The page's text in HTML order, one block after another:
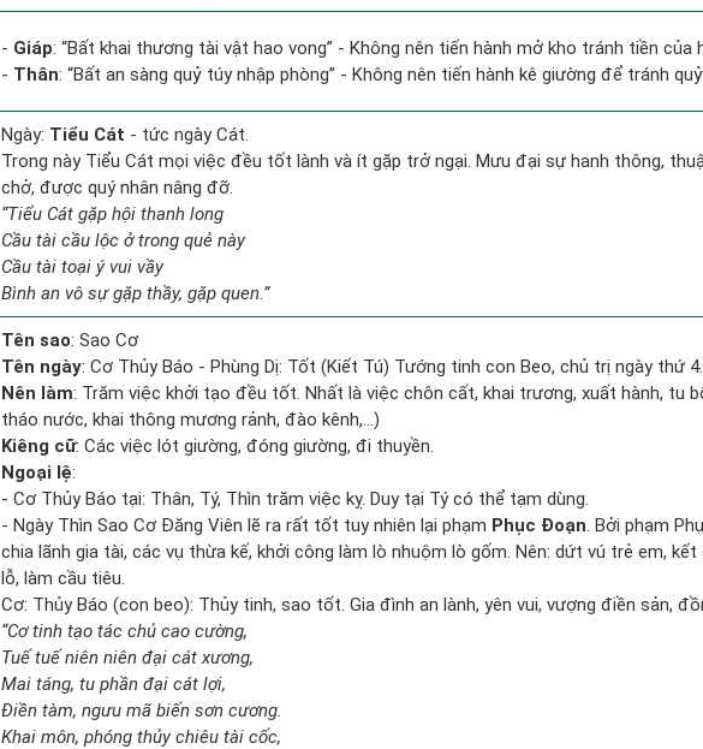
- Giáp: “Bất khai thương tài vật hao vong” - Không nên tiến hành mở kho tránh tiền của
- Thân: “Bất an sàng quỷ túy nhập phòng” - Không nên tiến hành kê giường để tránh
Ngày: Tiểu Cát - tức ngày Cát.
Trong này Tiểu Cát mọi việc đều tốt lành và ít gặp trở ngại. Mưu đại sự hanh thông,
chở, được quý nhân nâng đỡ.
“Tiểu Cát gặp hội thanh long
Cầu tài cầu lộc ở trong quẻ này
Cầu tài toại ý vui vầy
Bình an vô sự gặp thầy, gặp quen.”
Tên sao: Sao Cơ
Tên ngày: Cơ Thủy Báo - Phùng Dị: Tốt (Kiết Tú) Tướng tinh con Beo, chủ trị ngày thứ 4.
Nên làm: Trăm việc khởi tạo đều tốt. Nhất là việc chôn cất, khai trương, xuất hành, tu
tháo nước, khai thông mương rảnh, đào kênh,...)
Kiêng cữ: Các việc lót giường, đóng giường, đi thuyền.
Ngoại lệ:
- Cơ Thủy Báo tại: Thân, Tý, Thìn trăm việc kỵ. Duy tại Tý có thể tạm dùng.
- Ngày Thìn Sao Cơ Đăng Viên lẽ ra rất tốt tuy nhiên lại phạm Phục Đoạn. Bởi phạm
chia lãnh gia tài, các vụ thừa kế, khởi công làm lò nhuộm lò gốm. Nên: dứt vú trẻ em,
lỗ, làm cầu tiêu.
Cơ: Thủy Báo (con beo): Thủy tinh, sao tốt. Gia đình an lành, yên vui, vượng điền sản,
“Cơ tinh tạo tác chủ cao cường,
Tuế tuế niên niên đại cát xương,
Mai táng, tu phần đại cát lợi,
Điền tàm, ngưu mã biến sơn cương.
Khai môn, phóng thủy chiêu tài cốc,